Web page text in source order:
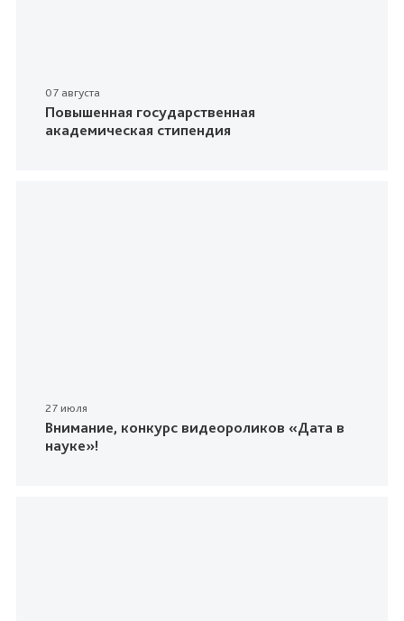
07 августа
Повышенная государственная
академическая стипендия
27 июля
Внимание, конкурс видеороликов «Дата в
науке»!